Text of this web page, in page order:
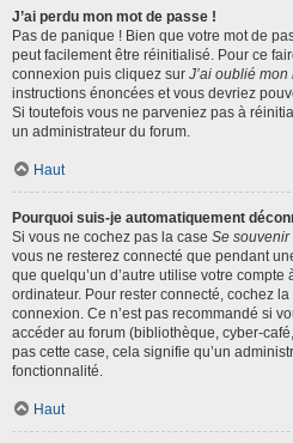
J’ai perdu mon mot de passe !
Pas de panique ! Bien que votre mot de
peut facilement être réinitialisé. Pour ce
connexion puis cliquez sur J’ai oublié
instructions énoncées et vous devriez
Si toutefois vous ne parveniez pas à
un administrateur du forum.
Haut
Pourquoi suis-je automatiquement
Si vous ne cochez pas la case Se souvenir
vous ne resterez connecté que pendant
que quelqu’un d’autre utilise votre
ordinateur. Pour rester connecté, cochez la
connexion. Ce n’est pas recommandé si
accéder au forum (bibliothèque, cyber-
pas cette case, cela signifie qu’un
fonctionnalité.
Haut